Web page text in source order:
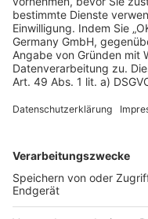
AGB-Übersicht
Datenschutz
Impressum
Services
Bauprojekt-Quiz
Häuser-Suche